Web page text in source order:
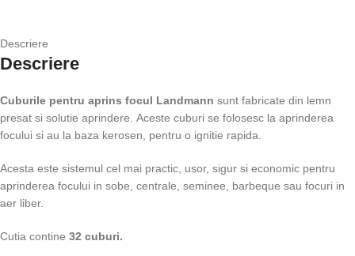
Descriere
Descriere
Cuburile pentru aprins focul Landmann sunt fabricate din lemn
presat si solutie aprindere. Aceste cuburi se folosesc la aprinderea
focului si au la baza kerosen, pentru o ignitie rapida.
Acesta este sistemul cel mai practic, usor, sigur si economic pentru
aprinderea focului in sobe, centrale, seminee, barbeque sau focuri in
aer liber.
Cutia contine 32 cuburi.